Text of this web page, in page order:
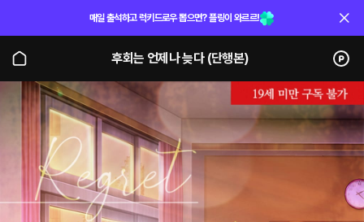
매일 출석하고 럭키드로우 뽑으면? 플링이 와르르!
후회는 언제나 늦다 (단행본)